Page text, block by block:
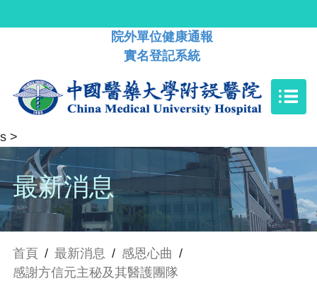
院外單位健康通報
實名登記系統
s >
最新消息
首頁 / 最新消息 / 感恩心曲 /
感謝方信元主秘及其醫護團隊